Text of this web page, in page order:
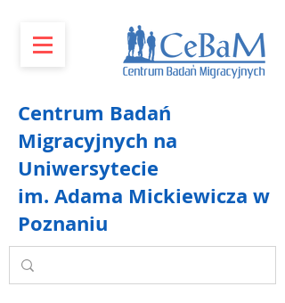
Centrum Badań
Migracyjnych na
Uniwersytecie
im. Adama Mickiewicza w
Poznaniu